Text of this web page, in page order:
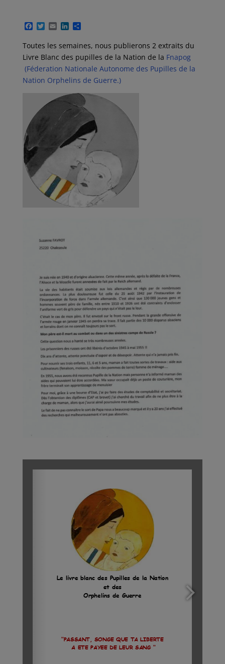
F
c
e
b
o
o
k
T
i
t
t
e
r
E
a
l
L
n
k
e
d
I
n
P
r
t
a
g
e
r
Toutes les semaines, nous publierons 2 extraits du
Livre Blanc des pupilles de la Nation de la Fnapog
(Féderation Nationale Autonome des Pupilles de la
Nation Orphelins de Guerre.)